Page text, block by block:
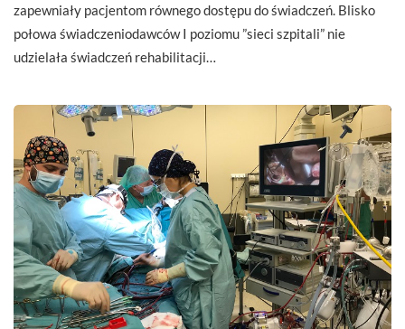
zapewniały pacjentom równego dostępu do świadczeń. Blisko
połowa świadczeniodawców I poziomu ”sieci szpitali” nie
udzielała świadczeń rehabilitacji…